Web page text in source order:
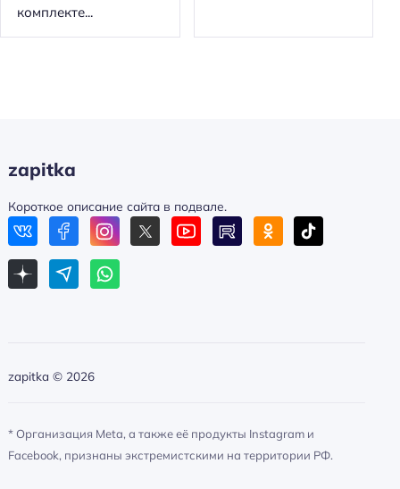
комплекте...
zapitka
Короткое описание сайта в подвале.
zapitka © 2026
* Организация Meta, а также её продукты Instagram и
Facebook, признаны экстремистскими на территории РФ.